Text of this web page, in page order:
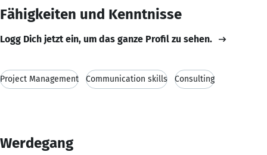
Fähigkeiten und Kenntnisse
Logg Dich jetzt ein, um das ganze Profil zu sehen.
Project Management Communication skills Consulting
Werdegang